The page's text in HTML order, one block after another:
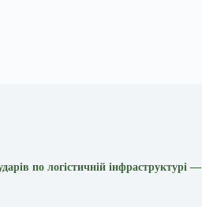
по логістичній інфраструктурі —